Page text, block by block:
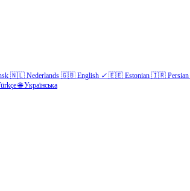
🇳🇱 Nederlands 🇬🇧 English ✓ 🇪🇪 Estonian 🇮🇷 Persian
🌐 Українська